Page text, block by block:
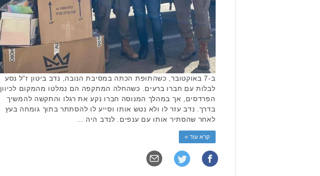
ב-7 באוקטובר, כשהתופת הכתה במסיבת הנובה, נדב ביטון ז"ל נסע
לבלות עם חברו ברעים. כשהחלה המתקפה הם נמלטו מהמקום לכיוון
הפרדסים, אך במהלך המנוסה חברו נקע את רגלו והתקשה להמשיך
בדרך. נדב עזר לו ולא נטש אותו וסייע לו להסתתר בתוך גומחה בעץ
לאחר שהסתיר אותו עם ענפים. לנדב היה …
קרא עוד »